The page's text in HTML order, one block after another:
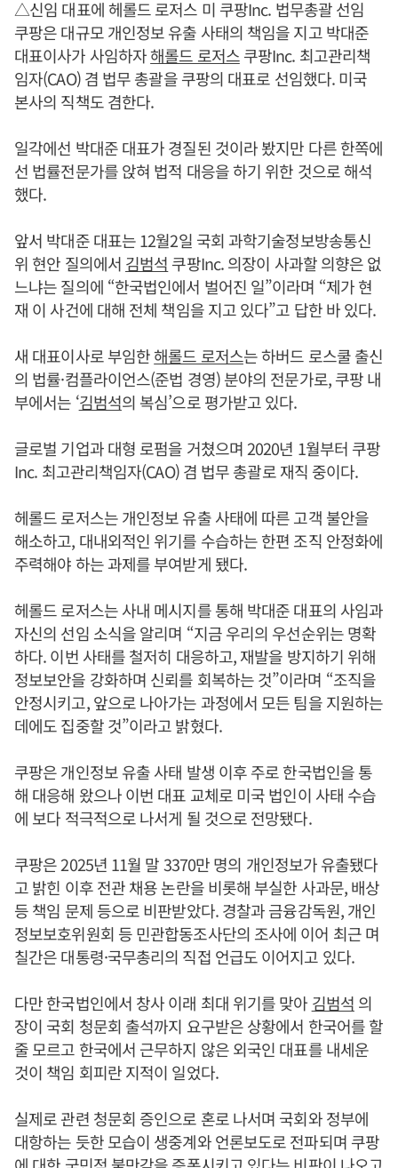
△신임 대표에 헤롤드 로저스 미 쿠팡Inc. 법무총괄 선임
쿠팡은 대규모 개인정보 유출 사태의 책임을 지고 박대준
대표이사가 사임하자해롤드 로저스쿠팡Inc. 최고관리책
임자(CAO) 겸 법무 총괄을 쿠팡의 대표로 선임했다. 미국
본사의 직책도 겸한다.
일각에선 박대준 대표가 경질된 것이라 봤지만 다른 한쪽에
선 법률전문가를 앉혀 법적 대응을 하기 위한 것으로 해석
했다.
앞서 박대준 대표는 12월2일 국회 과학기술정보방송통신
위 현안 질의에서 김범석 쿠팡Inc. 의장이 사과할 의향은 없
느냐는 질의에 “한국법인에서 벌어진 일”이라며 “제가 현
재 이 사건에 대해 전체 책임을 지고 있다”고 답한 바 있다.
새 대표이사로 부임한해롤드 로저스는 하버드 로스쿨 출신
의 법률·컴플라이언스(준법 경영) 분야의 전문가로, 쿠팡 내
부에서는 ‘김범석의 복심’으로 평가받고 있다.
글로벌 기업과 대형 로펌을 거쳤으며 2020년 1월부터 쿠팡
Inc. 최고관리책임자(CAO) 겸 법무 총괄로 재직 중이다.
헤롤드 로저스는 개인정보 유출 사태에 따른 고객 불안을
해소하고, 대내외적인 위기를 수습하는 한편 조직 안정화에
주력해야 하는 과제를 부여받게 됐다.
헤롤드 로저스는 사내 메시지를 통해 박대준 대표의 사임과
자신의 선임 소식을 알리며 “지금 우리의 우선순위는 명확
하다. 이번 사태를 철저히 대응하고, 재발을 방지하기 위해
정보보안을 강화하며 신뢰를 회복하는 것”이라며 “조직을
안정시키고, 앞으로 나아가는 과정에서 모든 팀을 지원하는
데에도 집중할 것”이라고 밝혔다.
쿠팡은 개인정보 유출 사태 발생 이후 주로 한국법인을 통
해 대응해 왔으나 이번 대표 교체로 미국 법인이 사태 수습
에 보다 적극적으로 나서게 될 것으로 전망됐다.
쿠팡은 2025년 11월 말 3370만 명의 개인정보가 유출됐다
고 밝힌 이후 전관 채용 논란을 비롯해 부실한 사과문, 배상
등 책임 문제 등으로 비판받았다. 경찰과 금융감독원, 개인
정보보호위원회 등 민관합동조사단의 조사에 이어 최근 며
칠간은 대통령·국무총리의 직접 언급도 이어지고 있다.
다만 한국법인에서 창사 이래 최대 위기를 맞아 김범석 의
장이 국회 청문회 출석까지 요구받은 상황에서 한국어를 할
줄 모르고 한국에서 근무하지 않은 외국인 대표를 내세운
것이 책임 회피란 지적이 일었다.
실제로 관련 청문회 증인으로 혼로 나서며 국회와 정부에
대항하는 듯한 모습이 생중계와 언론보도로 전파되며 쿠팡